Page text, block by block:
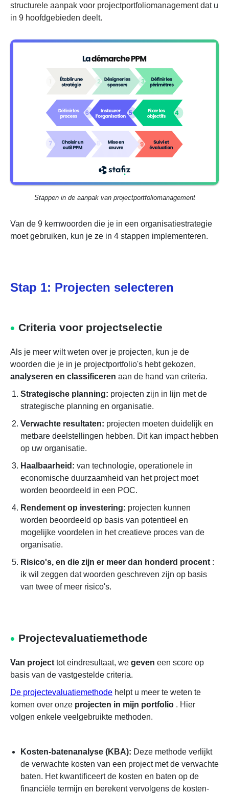
structurele aanpak voor projectportfoliomanagementdat u
in 9 hoofdgebieden deelt.
Stappen in de aanpak van projectportfoliomanagement
Van de 9 kernwoorden die je in een organisatiestrategie
moet gebruiken, kun je ze in 4 stappen implementeren.
Stap 1: Projecten selecteren
Criteria voor projectselectie
Als je meer wilt weten over je projecten, kun je de
woorden die je in je projectportfolio's hebt gekozen,
analyseren en classificeren aan de hand van criteria.
Strategische planning: projecten zijn in lijn met de
strategische planning en organisatie.
Verwachte resultaten: projecten moeten duidelijk en
metbare deelstellingen hebben. Dit kan impact hebben
op uw organisatie.
Haalbaarheid: van technologie, operationele in
economische duurzaamheid van het project moet
worden beoordeeld in een POC.
Rendement op investering: projecten kunnen
worden beoordeeld op basis van potentieel en
mogelijke voordelen in het creatieve proces van de
organisatie.
Risico's, en die zijn er meer dan honderd procent :
ik wil zeggen dat woorden geschreven zijn op basis
van twee of meer risico's.
Projectevaluatiemethode
Van project tot eindresultaat, we geven een score op
basis van de vastgestelde criteria.
De projectevaluatiemethode helpt u meer te weten te
komen over onze projecten in mijn portfolio . Hier
volgen enkele veelgebruikte methoden.
Kosten-batenanalyse (KBA): Deze methode verlijkt
de verwachte kosten van een project met de verwachte
baten. Het kwantificeert de kosten en baten op de
financiële termijn en berekent vervolgens de kosten-